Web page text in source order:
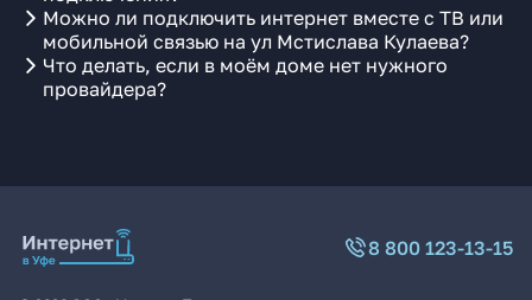
Можно ли подключить интернет вместе с ТВ или
мобильной связью на ул Мстислава Кулаева?
Что делать, если в моём доме нет нужного
провайдера?
8 800 123-13-15